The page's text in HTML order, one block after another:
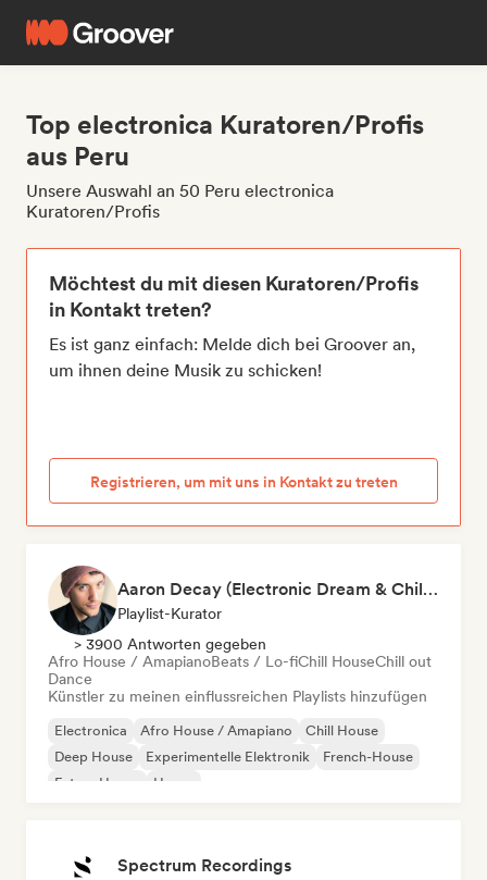
Top electronica Kuratoren/Profis
aus Peru
Unsere Auswahl an 50 Peru electronica
Kuratoren/Profis
Möchtest du mit diesen Kuratoren/Profis
in Kontakt treten?
Es ist ganz einfach: Melde dich bei Groover an,
um ihnen deine Musik zu schicken!
Registrieren, um mit uns in Kontakt zu treten
Aaron Decay (Electronic Dream & Chill Electronic Dream playlists)
Playlist-Kurator
> 3900 Antworten gegeben
Afro House / AmapianoBeats / Lo-fiChill HouseChill out
Dance
Künstler zu meinen einflussreichen Playlists hinzufügen
Electronica Afro House / Amapiano
Chill House
Deep House
Experimentelle Elektronik
French-House
Future House
House
Spectrum Recordings